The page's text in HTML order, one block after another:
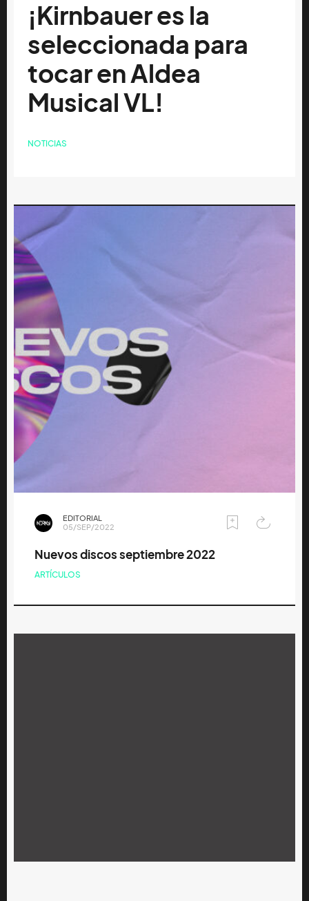
¡Kirnbauer es la
seleccionada para
tocar en Aldea
Musical VL!
NOTICIAS
EDITORIAL
05/SEP/2022
Nuevos discos septiembre 2022
ARTÍCULOS